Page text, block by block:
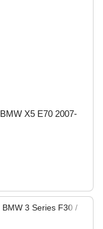
BMW X5 E70 2007-